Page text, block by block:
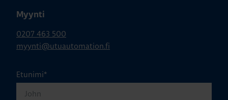
Myynti
0207 463 500
myynti@utuautomation.fi
Etunimi*